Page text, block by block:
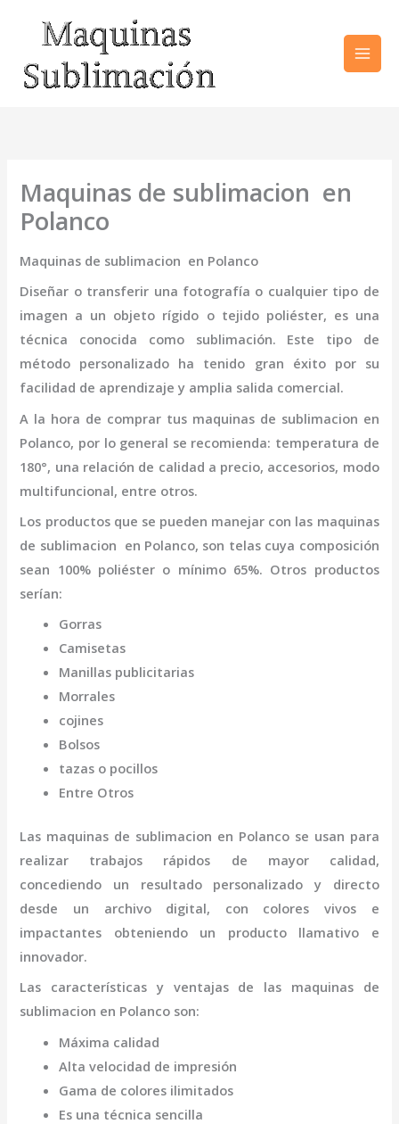
contenido
Maquinas de sublimacion en
Polanco
Maquinas de sublimacion en Polanco
Diseñar o transferir una fotografía o cualquier tipo de
imagen a un objeto rígido o tejido poliéster, es una
técnica conocida como sublimación. Este tipo de
método personalizado ha tenido gran éxito por su
facilidad de aprendizaje y amplia salida comercial.
A la hora de comprar tus maquinas de sublimacion en
Polanco, por lo general se recomienda: temperatura de
180°, una relación de calidad a precio, accesorios, modo
multifuncional, entre otros.
Los productos que se pueden manejar con las maquinas
de sublimacion en Polanco, son telas cuya composición
sean 100% poliéster o mínimo 65%. Otros productos
serían:
Gorras
Camisetas
Manillas publicitarias
Morrales
cojines
Bolsos
tazas o pocillos
Entre Otros
Las maquinas de sublimacion en Polanco se usan para
realizar trabajos rápidos de mayor calidad,
concediendo un resultado personalizado y directo
desde un archivo digital, con colores vivos e
impactantes obteniendo un producto llamativo e
innovador.
Las características y ventajas de las maquinas de
sublimacion en Polanco son:
Máxima calidad
Alta velocidad de impresión
Gama de colores ilimitados
Es una técnica sencilla